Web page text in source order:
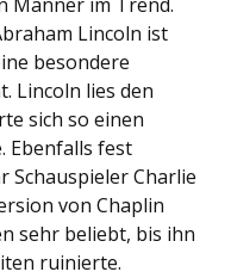
Lincoln ist
besondere
Lincoln lies den
sich so einen
Ebenfalls fest
Schauspieler Charlie
von Chaplin
sehr beliebt, bis ihn
ruinierte.